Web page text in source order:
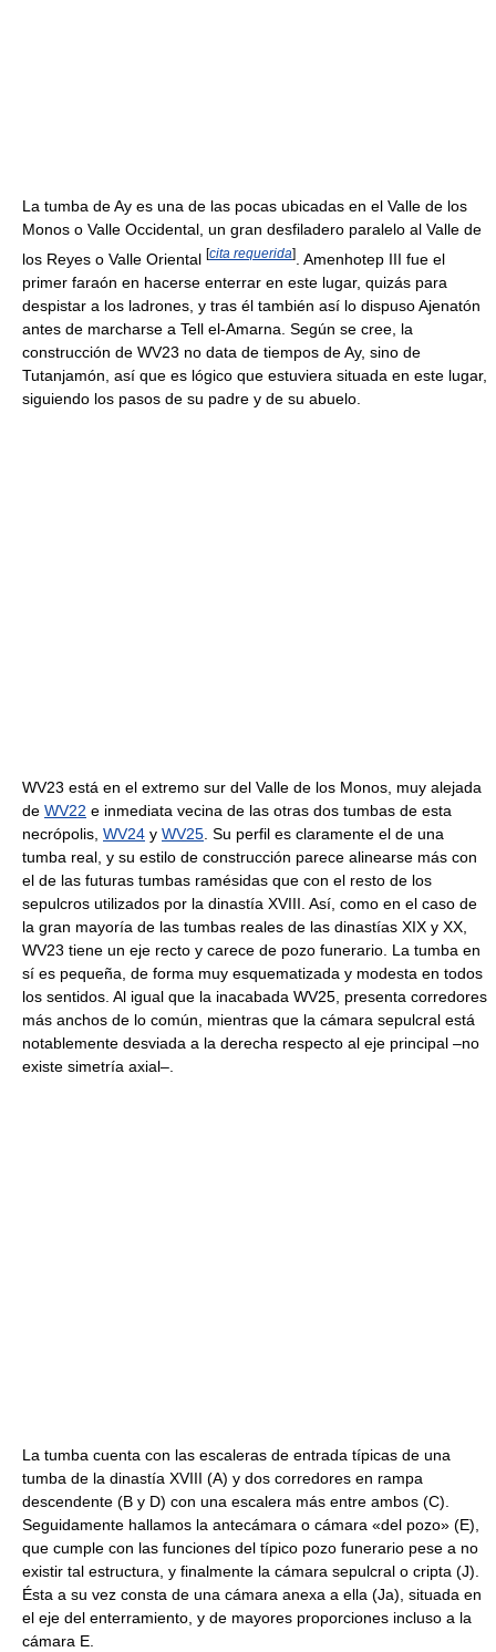
La tumba de Ay es una de las pocas ubicadas en el Valle de los
Monos o Valle Occidental, un gran desfiladero paralelo al Valle de
los Reyes o Valle Oriental [cita requerida]
. Amenhotep III fue el
primer faraón en hacerse enterrar en este lugar, quizás para
despistar a los ladrones, y tras él también así lo dispuso Ajenatón
antes de marcharse a Tell el-Amarna. Según se cree, la
construcción de WV23 no data de tiempos de Ay, sino de
Tutanjamón, así que es lógico que estuviera situada en este lugar,
siguiendo los pasos de su padre y de su abuelo.
WV23 está en el extremo sur del Valle de los Monos, muy alejada
de WV22 e inmediata vecina de las otras dos tumbas de esta
necrópolis, WV24 y WV25 . Su perfil es claramente el de una
tumba real, y su estilo de construcción parece alinearse más con
el de las futuras tumbas ramésidas que con el resto de los
sepulcros utilizados por la dinastía XVIII. Así, como en el caso de
la gran mayoría de las tumbas reales de las dinastías XIX y XX,
WV23 tiene un eje recto y carece de pozo funerario. La tumba en
sí es pequeña, de forma muy esquematizada y modesta en todos
los sentidos. Al igual que la inacabada WV25, presenta corredores
más anchos de lo común, mientras que la cámara sepulcral está
notablemente desviada a la derecha respecto al eje principal –no
existe simetría axial–.
La tumba cuenta con las escaleras de entrada típicas de una
tumba de la dinastía XVIII (A) y dos corredores en rampa
descendente (B y D) con una escalera más entre ambos (C).
Seguidamente hallamos la antecámara o cámara «del pozo» (E),
que cumple con las funciones del típico pozo funerario pese a no
existir tal estructura, y finalmente la cámara sepulcral o cripta (J).
Ésta a su vez consta de una cámara anexa a ella (Ja), situada en
el eje del enterramiento, y de mayores proporciones incluso a la
cámara E.